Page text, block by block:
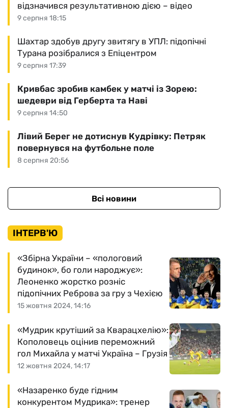
9 серпня 18:15
відзначився результативною дією – відео
9 серпня 17:39
Шахтар здобув другу звитягу в УПЛ: підопічні
Турана розібралися з Епіцентром
9 серпня 14:50
Кривбас зробив камбек у матчі із Зорею:
шедеври від Герберта та Наві
8 серпня 20:56
Лівий Берег не дотиснув Кудрівку: Петряк
повернувся на футбольне поле
Всі новини
ІНТЕРВ'Ю
15 жовтня 2024, 14:16
«Збірна України – «пологовий
будинок», бо голи народжує»:
Леоненко жорстко розніс
підопічних Реброва за гру з Чехією
12 жовтня 2024, 14:17
«Мудрик крутіший за Кварацхелію»:
Кополовець оцінив переможний
гол Михайла у матчі Україна – Грузія
«Назаренко буде гідним
конкурентом Мудрика»: тренер